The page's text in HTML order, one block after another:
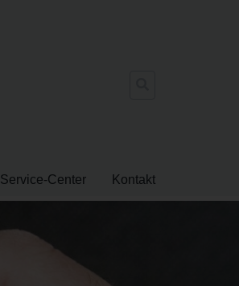
Service-Center Kontakt